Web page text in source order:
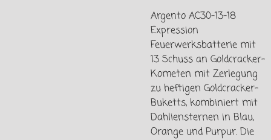
Argento AC30-13-18
Expression
Feuerwerksbatterie mit
13 Schuss an Goldcracker-
Kometen mit Zerlegung
zu heftigen Goldcracker-
Buketts, kombiniert mit
Dahliensternen in Blau,
Orange und Purpur. Die